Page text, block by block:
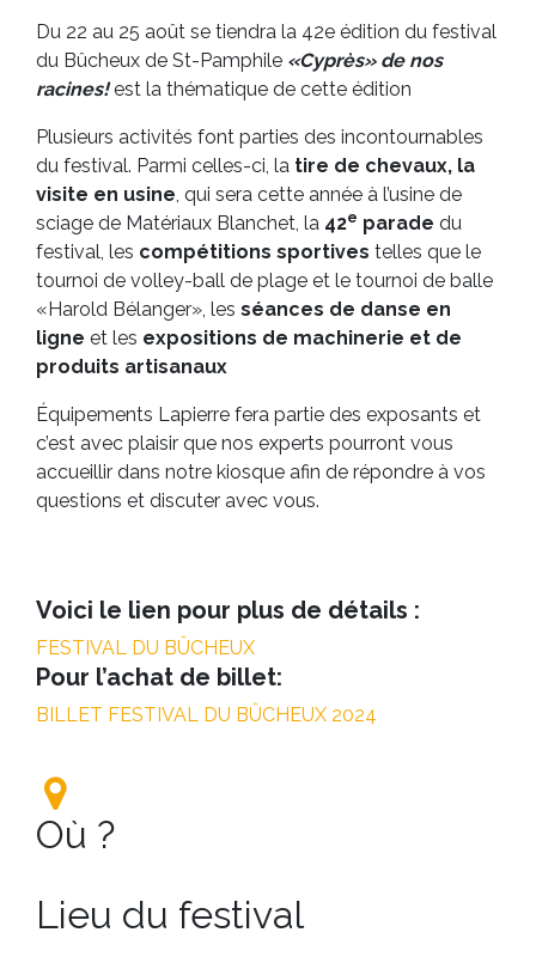
Du 22 au 25 août se tiendra la 42e édition du festival
du Bûcheux de St-Pamphile «Cyprès» de nos
racines!est la thématique de cette édition
Plusieurs activités font parties des incontournables
du festival. Parmi celles-ci, la tire de chevaux, la
visite en usine, qui sera cette année à l’usine de
sciage de Matériaux Blanchet, la 42e parade du
festival, les compétitions sportives telles que le
tournoi de volley-ball de plage et le tournoi de balle
«Harold Bélanger», les séances de danse en
ligne et les expositions de machinerie et de
produits artisanaux
Équipements Lapierre fera partie des exposants et
c’est avec plaisir que nos experts pourront vous
accueillir dans notre kiosque afin de répondre à vos
questions et discuter avec vous.
Voici le lien pour plus de détails :
FESTIVAL DU BÛCHEUX
Pour l’achat de billet:
BILLET FESTIVAL DU BÛCHEUX 2024
Où ?
Lieu du festival